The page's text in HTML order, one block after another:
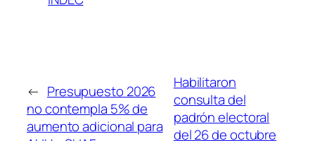
← Presupuesto 2026
no contempla 5% de
aumento adicional para
Habilitaron
consulta del
padrón electoral
del 26 de octubre